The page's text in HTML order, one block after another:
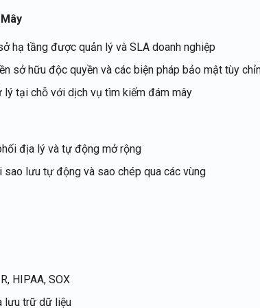
hạ tầng được quản lý và SLA doanh nghiệp
sở hữu độc quyền và các biện pháp bảo mật tùy
lý tại chỗ với dịch vụ tìm kiếm đám mây
địa lý và tự động mở rộng
sao lưu tự động và sao chép qua các vùng
HIPAA, SOX
lưu trữ dữ liệu